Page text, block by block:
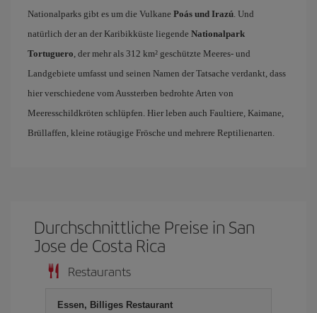
Nationalparks gibt es um die Vulkane Poás und Irazú. Und
natürlich der an der Karibikküste liegende Nationalpark
Tortuguero, der mehr als 312 km² geschützte Meeres- und
Landgebiete umfasst und seinen Namen der Tatsache verdankt, dass
hier verschiedene vom Aussterben bedrohte Arten von
Meeresschildkröten schlüpfen. Hier leben auch Faultiere, Kaimane,
Brüllaffen, kleine rotäugige Frösche und mehrere Reptilienarten.
Durchschnittliche Preise in San
Jose de Costa Rica
Restaurants
Essen, Billiges Restaurant